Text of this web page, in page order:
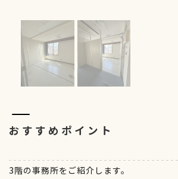
おすすめポイント
3階の事務所をご紹介します。